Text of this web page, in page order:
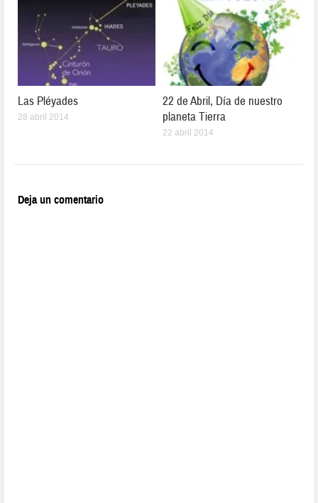
Las Pléyades
28 abril 2014
22 de Abril, Día de nuestro
planeta Tierra
22 abril 2014
Deja un comentario